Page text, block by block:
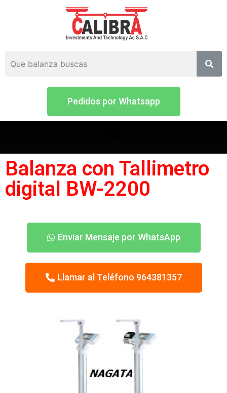
Pedidos por Whatsapp
Balanza con Tallimetro
digital BW-2200
Enviar Mensaje por WhatsApp
Llamar al Teléfono 964381357